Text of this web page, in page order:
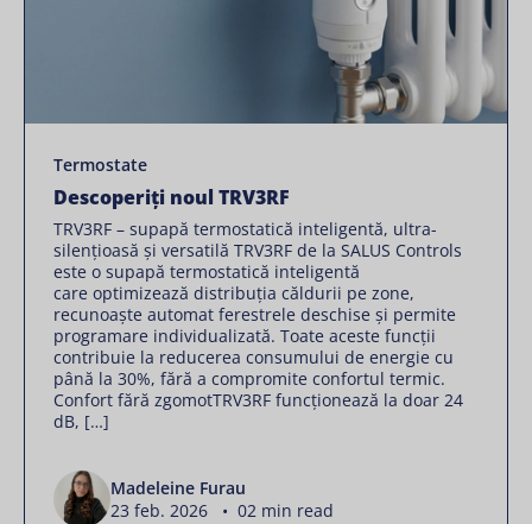
Termostate
Descoperiți noul TRV3RF
TRV3RF – supapă termostatică inteligentă, ultra-
silențioasă și versatilă TRV3RF de la SALUS Controls
este o supapă termostatică inteligentă
care optimizează distribuția căldurii pe zone,
recunoaște automat ferestrele deschise și permite
programare individualizată. Toate aceste funcții
contribuie la reducerea consumului de energie cu
până la 30%, fără a compromite confortul termic.
Confort fără zgomotTRV3RF funcționează la doar 24
dB, […]
Madeleine Furau
23 feb. 2026 • 02 min read